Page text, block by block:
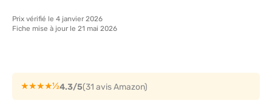
Prix vérifié le 4 janvier 2026
Fiche mise à jour le 21 mai 2026
★★★★½4.3/5(31 avis Amazon)